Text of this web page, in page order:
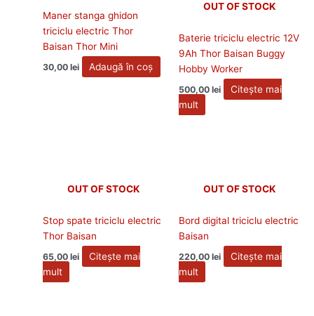
Maner stanga ghidon
triciclu electric Thor
Baisan Thor Mini
30,00lei Adaugă în coș
OUT OF STOCK
Baterie triciclu electric 12V
9Ah Thor Baisan Buggy
Hobby Worker
500,00 lei
Citește mai
mult
OUT OF STOCK
Stop spate triciclu electric
Thor Baisan
65,00lei
Citește mai
mult
OUT OF STOCK
Bord digital triciclu electric
Baisan
220,00 lei
Citește mai
mult